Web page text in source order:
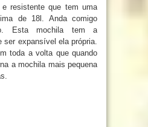
resistente que tem uma
de 18l. Anda comigo
Esta mochila tem a
ser expansível ela própria.
toda a volta que quando
a mochila mais pequena